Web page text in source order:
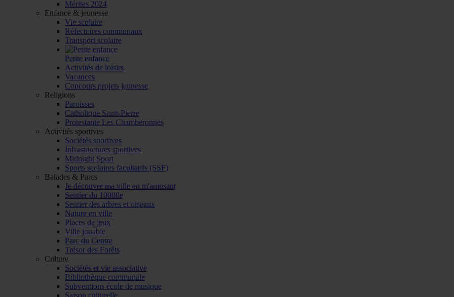
Mérites 2024
Enfance & jeunesse
Vie scolaire
Réfectoires communaux
Transport scolaire
Petite enfance
Activités de loisirs
Vacances
Concours projets jeunesse
Religions
Paroisses
Catholique Saint-Pierre
Protestante Les Chamberonnes
Activités sportives
Sociétés sportives
Infrastructures sportives
Midnight Sport
Sports scolaires facultatifs (SSF)
Balades & Parcs
Je découvre ma ville en m'amusant
Sentier du 10000e
Sentier des arbres et oiseaux
Nature en ville
Places de jeux
Ville jouable
Parc du Centre
Trésor des Forêts
Culture
Sociétés et vie associative
Bibliothèque communale
Subventions école de musique
Saison culturelle